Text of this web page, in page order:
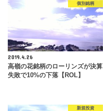
個別銘柄
2019.4.26
高嶺の花銘柄のローリンズが決算
失敗で10%の下落【ROL】
新規投資